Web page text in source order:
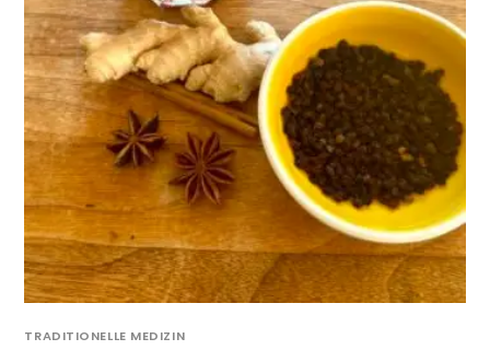
TRADITIONELLE MEDIZIN